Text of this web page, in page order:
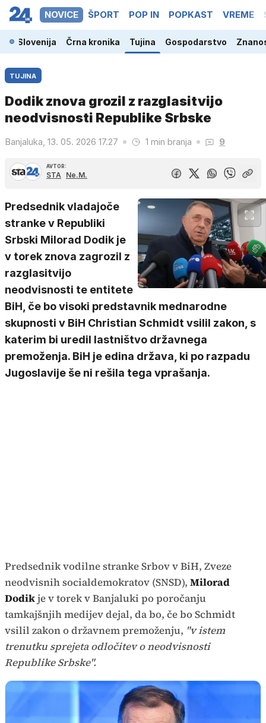
NOVICE ŠPORT POP IN POPKAST VREME
Slovenija Črna kronika Tujina Gospodarstvo
TUJINA
Dodik znova grozil z razglasitvijo
neodvisnosti Republike Srbske
Banjaluka, 13. 05. 2026 17.27 1 min branja 9
AVTOR:
STA Ne.M.
Predsednik vladajoče
stranke v Republiki
Srbski Milorad Dodik je
v torek znova zagrozil z
razglasitvijo
neodvisnosti te entitete
BiH, če bo visoki predstavnik mednarodne
skupnosti v BiH Christian Schmidt vsilil zakon, s
katerim bi uredil lastništvo državnega
premoženja. BiH je edina država, ki po razpadu
Jugoslavije še ni rešila tega vprašanja.
Predsednik vodilne stranke Srbov v BiH, Zveze
neodvisnih socialdemokratov (SNSD), Milorad
Dodikje v torek v Banjaluki po poročanju
tamkajšnjih medijev dejal, da bo, če bo Schmidt
vsilil zakon o državnem premoženju, "v istem
trenutku sprejeta odločitev o neodvisnosti
Republike Srbske".